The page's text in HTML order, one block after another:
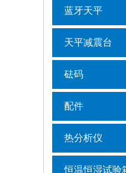
蓝牙天平
天平减震台
砝码
配件
热分析仪
恒温恒湿试验